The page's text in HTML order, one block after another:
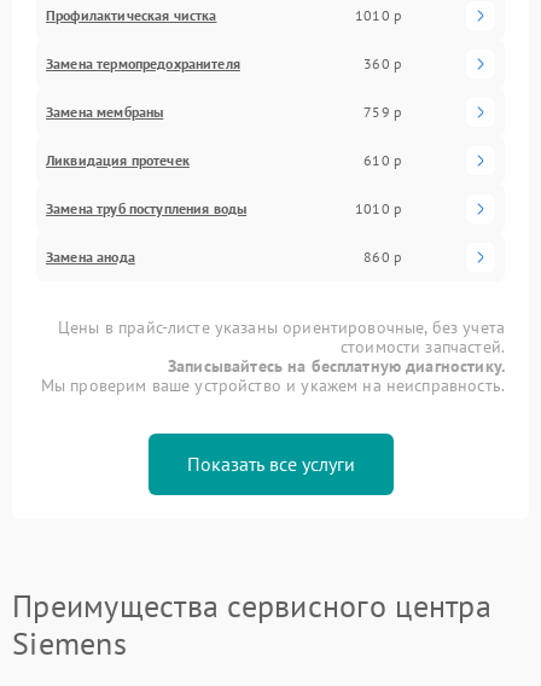
Профилактическая чистка 1010 р
Замена термопредохранителя 360 р
Замена мембраны 759 р
Ликвидация протечек 610 р
Замена труб поступления воды 1010 р
Замена анода 860 р
Цены в прайс-листе указаны ориентировочные, без учета
стоимости запчастей.
Записывайтесь на бесплатную диагностику.
Мы проверим ваше устройство и укажем на неисправность.
Показать все услуги
Преимущества сервисного центра
Siemens